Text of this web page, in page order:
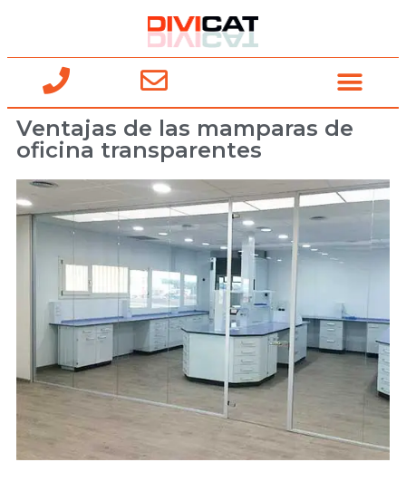
Ventajas de las mamparas de
oficina transparentes